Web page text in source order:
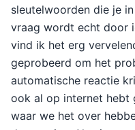
sleutelwoorden die je
vraag wordt echt door
vind ik het erg
geprobeerd om het
automatische reactie
ook al op internet hebt
waar we het over